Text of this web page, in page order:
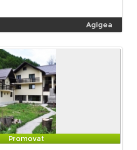
Agigea
Promovat